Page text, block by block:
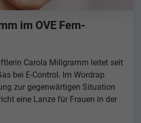
im OVE Fem-
Carola Millgramm leitet seit
bei E-Control. Im Wordrap
zur gegenwärtigen Situation
eine Lanze für Frauen in der